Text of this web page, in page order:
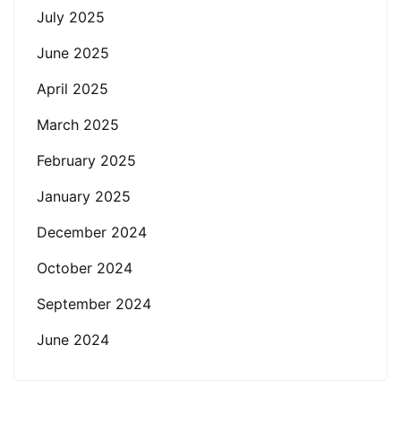
July 2025
June 2025
April 2025
March 2025
February 2025
January 2025
December 2024
October 2024
September 2024
June 2024